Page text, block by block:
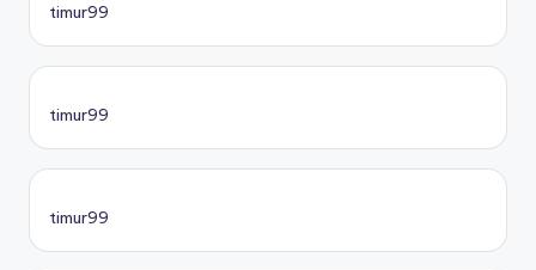
timur99
timur99
timur99